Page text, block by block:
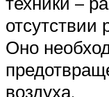
отсутствии
Оно
воздуха.